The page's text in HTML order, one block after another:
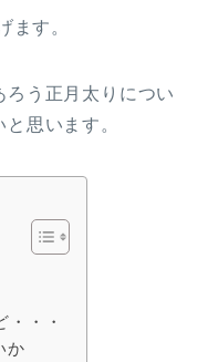
ます。
ろう正月太りについ
思います。
・・
か